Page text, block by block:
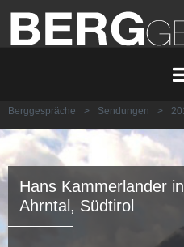
Berggespräche > Sendungen >
Hans Kammerlander
Ahrntal, Südtirol